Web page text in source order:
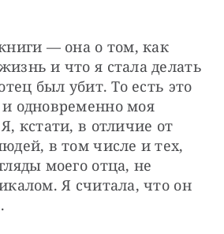
— она о том, как
и что я стала делать
был убит. То есть это
одновременно моя
кстати, в отличие от
в том числе и тех,
моего отца, не
Я считала, что он